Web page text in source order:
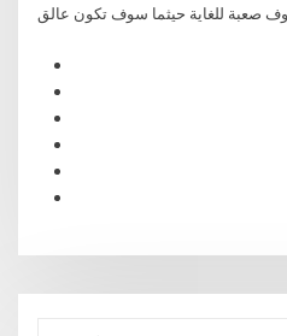
صعبة للغاية حيثما سوف تكون عالق